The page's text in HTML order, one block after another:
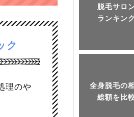
ク
理のや
脱毛サロ
ランキン
全身脱毛の
総額を比